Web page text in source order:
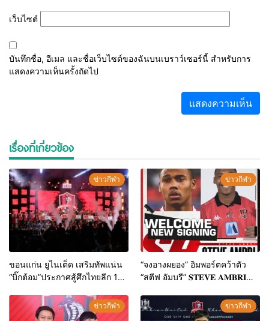
เว็บไซต์
บันทึกชื่อ, อีเมล และชื่อเว็บไซต์ของฉันบนเบราว์เซอร์นี้ สำหรับการ
แสดงความเห็นครั้งถัดไป
เรื่องที่เกี่ยวข้อง
ข่าวกีฬา
ขอนแก่น ยูไนเต็ด เสริมทัพแน่น
“บิ๊กต้อม”ประกาศสู้ศึกไทยลีก 1
เข้าใจทีม เข้าใจตัวผู้เล่นปีนี้เกมส์
บุกตื่นเต้นแน่
ข่าวกีฬา
“จงอางผยอง” อิมพอร์ตคว้าตัว
“สตีฟ อัมบรี” 𝐒𝐓𝐄𝐕𝐄 𝐀𝐌𝐁𝐑𝐈
กินี-บิสเซา ในโควต้าต่างชาติ
ของทีม
ข่าวกีฬา ข่าวกีฬา